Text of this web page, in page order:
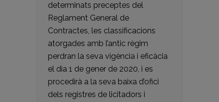
determinats preceptes del
Reglament General de
Contractes, les classificacions
atorgades amb l’antic règim
perdran la seva vigència i eficàcia
el dia 1 de gener de 2020, i es
procedirà a la seva baixa d’ofici
dels registres de licitadors i